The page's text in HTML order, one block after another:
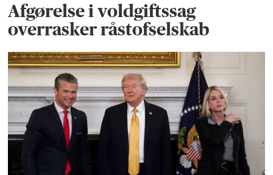
Afgørelse i voldgiftssag
overrasker råstofselskab